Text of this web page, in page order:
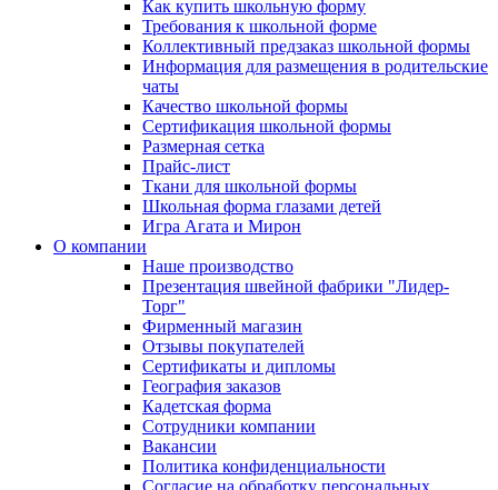
Как купить школьную форму
Требования к школьной форме
Коллективный предзаказ школьной формы
Информация для размещения в родительские
чаты
Качество школьной формы
Сертификация школьной формы
Размерная сетка
Прайс-лист
Ткани для школьной формы
Школьная форма глазами детей
Игра Агата и Мирон
О компании
Наше производство
Презентация швейной фабрики "Лидер-
Торг"
Фирменный магазин
Отзывы покупателей
Сертификаты и дипломы
География заказов
Кадетская форма
Сотрудники компании
Вакансии
Политика конфиденциальности
Согласие на обработку персональных